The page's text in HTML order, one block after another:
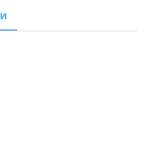
насосы,
идеально подойдут для
когда соединение
хомуты отличаются
большой прочностью и
из